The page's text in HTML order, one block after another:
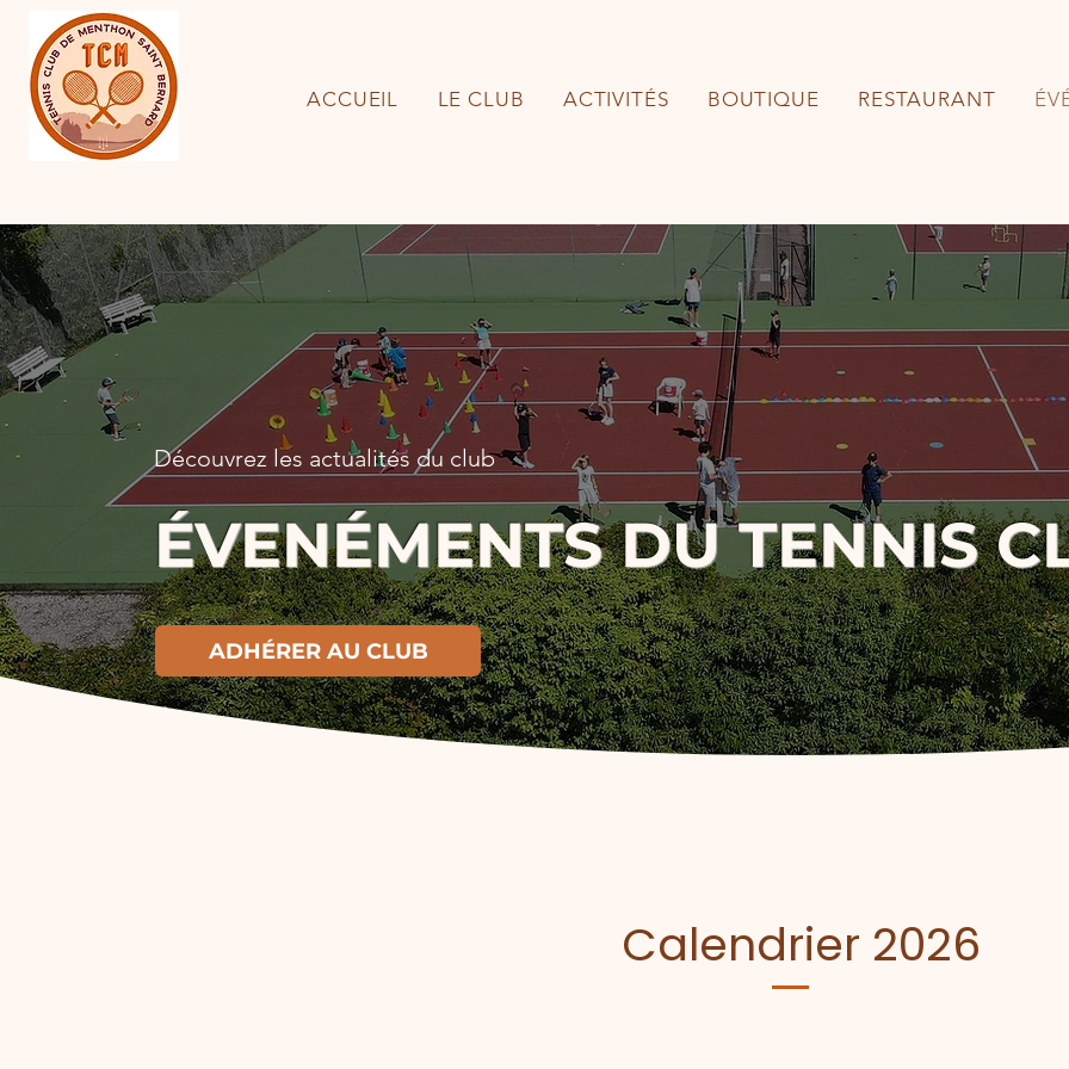
ACCUEIL LE CLUB ACTIVITÉS BOUTIQUE RESTAURANT
Découvrez les actualités du club
ÉVENÉMENTS DU TENNIS
ADHÉRER AU CLUB
Calendrier 2026